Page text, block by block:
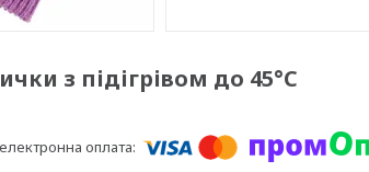
з підігрівом до 45°C